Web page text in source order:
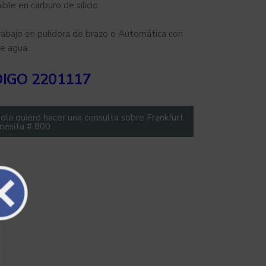
en carburo de silicio
en pulidora de brazo o Automática con
agua.
2201117
quiero hacer una consulta sobre Frankfurt
# 800